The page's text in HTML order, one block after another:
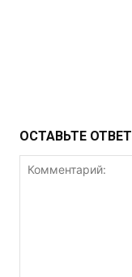
ОСТАВЬТЕ ОТВЕТ